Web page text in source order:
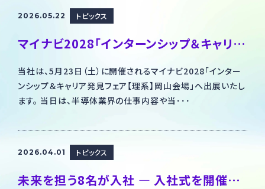
2026.05.22 トピックス
マイナビ2028「インターンシップ＆キャリア発見フェア【理系】岡山会場」出展のお知らせ
当社は、5月23日（土）に開催されるマイナビ2028「インター
ンシップ＆キャリア発見フェア【理系】岡山会場」へ出展いたし
ます。 当日は、半導体業界の仕事内容や当･･･
2026.04.01 トピックス
未来を担う8名が入社 ― 入社式を開催しました